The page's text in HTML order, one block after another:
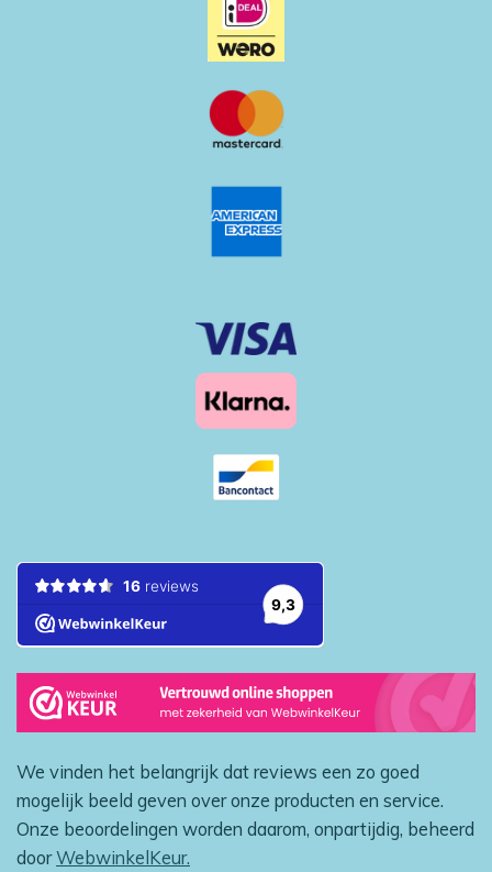
We vinden het belangrijk dat reviews een zo goed
mogelijk beeld geven over onze producten en service.
Onze beoordelingen worden daarom, onpartijdig, beheerd
doorWebwinkelKeur.